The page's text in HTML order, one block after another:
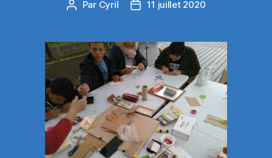
Auteur
Par Cyril
Date11 juillet 2020